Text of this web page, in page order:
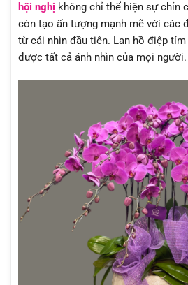
hội nghị không chỉ thể hiện sự chỉn
còn tạo ấn tượng mạnh mẽ với các
từ cái nhìn đầu tiên. Lan hồ điệp
được tất cả ánh nhìn của mọi người.